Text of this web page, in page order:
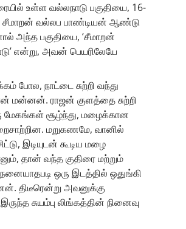
உள்ள வல்லநாடு பகுதியை, 16-
சீமாறன் வல்லப பாண்டியன் ஆண்டு
அந்த பகுதியை, ‘சீமாறன்
என்று, அவன் பெயரிலேயே
போல, நாட்டை சுற்றி வந்து
மன்னன். ராஜன் குளத்தை சுற்றி
மேகங்கள் சூழ்ந்து, மழைக்கான
மறுகணமே, வானில்
இடியுடன் கூடிய மழை
தான் வந்த குதிரை மற்றும்
ஒரு இடத்தில் ஒதுங்கி
திடீரென்று அவனுக்கு
சுயம்பு லிங்கத்தின் நினைவு